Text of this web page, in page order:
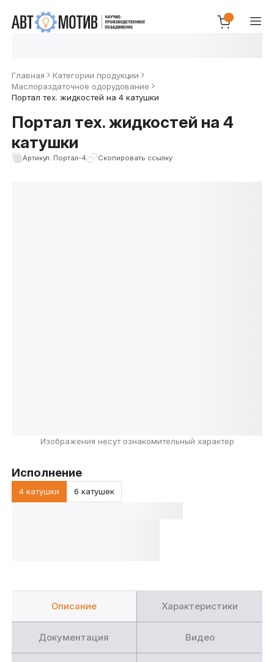
Главная
Категории продукции
Маслораздаточное одорудование
Портал тех. жидкостей на 4 катушки
Портал тех. жидкостей на 4
катушки
Артикул: Портал-4 Скопировать ссылку
Изображения несут ознакомительный характер
Исполнение
4 катушки 6 катушек
Описание Характеристики
Документация Видео